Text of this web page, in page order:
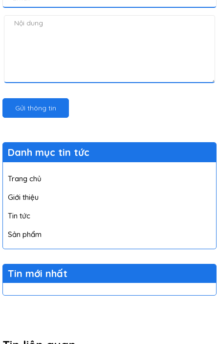
Gửi thông tin
Danh mục tin tức
Trang chủ
Giới thiệu
Tin tức
Sản phẩm
Tin mới nhất